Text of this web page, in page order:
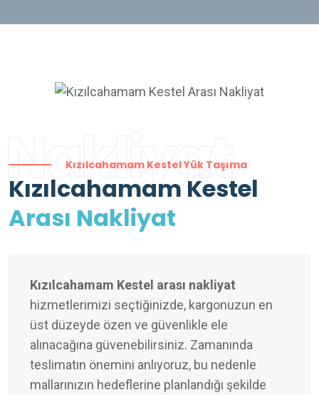
Nakliyat
Kızılcahamam Kestel Yük Taşıma
Kızılcahamam Kestel
Arası Nakliyat
Kızılcahamam Kestel arası nakliyat
hizmetlerimizi seçtiğinizde, kargonuzun en
üst düzeyde özen ve güvenlikle ele
alınacağına güvenebilirsiniz. Zamanında
teslimatın önemini anlıyoruz, bu nedenle
mallarınızın hedeflerine planlandığı şekilde